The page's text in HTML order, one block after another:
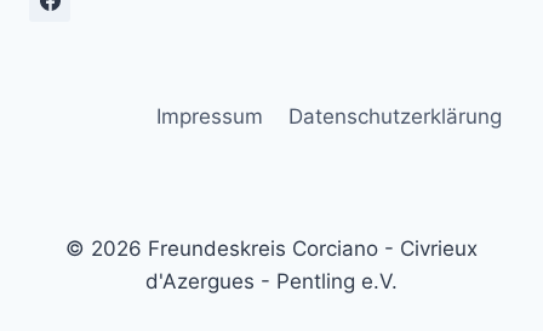
Impressum Datenschutzerklärung
© 2026 Freundeskreis Corciano - Civrieux
d'Azergues - Pentling e.V.